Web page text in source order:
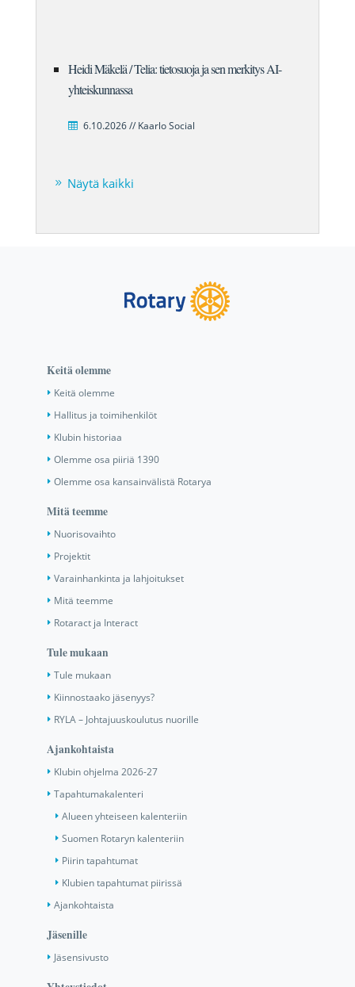
Heidi Mäkelä / Telia: tietosuoja ja sen merkitys AI-
yhteiskunnassa
6.10.2026 // Kaarlo Social
Näytä kaikki
Keitä olemme
Keitä olemme
Hallitus ja toimihenkilöt
Klubin historiaa
Olemme osa piiriä 1390
Olemme osa kansainvälistä Rotarya
Mitä teemme
Nuorisovaihto
Projektit
Varainhankinta ja lahjoitukset
Mitä teemme
Rotaract ja Interact
Tule mukaan
Tule mukaan
Kiinnostaako jäsenyys?
RYLA – Johtajuuskoulutus nuorille
Ajankohtaista
Klubin ohjelma 2026-27
Tapahtumakalenteri
Alueen yhteiseen kalenteriin
Suomen Rotaryn kalenteriin
Piirin tapahtumat
Klubien tapahtumat piirissä
Ajankohtaista
Jäsenille
Jäsensivusto